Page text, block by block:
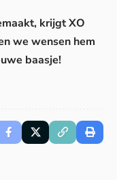
krijgt XO
we wensen hem
baasje!